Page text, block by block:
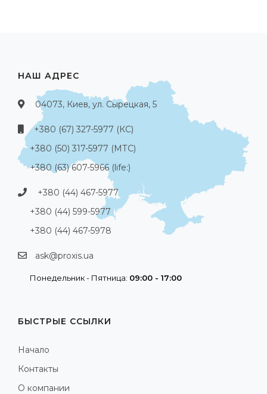
НАШ АДРЕС
04073, Киев, ул. Сырецкая, 5
+380 (67) 327-5977 (КС)
+380 (50) 317-5977 (МТС)
+380 (63) 607-5966 (life:)
+380 (44) 467-5977
+380 (44) 599-5977
+380 (44) 467-5978
ask@proxis.ua
Понедельник - Пятница: 09:00 - 17:00
БЫСТРЫЕ ССЫЛКИ
Начало
Контакты
О компании